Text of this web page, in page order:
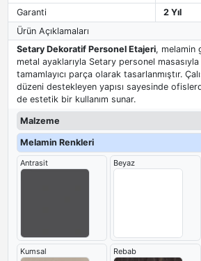
Garanti
2 Yıl
Ürün Açıklamaları
Setary Dekoratif Personel Etajeri, melamin
metal ayaklarıyla Setary personel
tamamlayıcı parça olarak tasarlanmıştır.
düzeni destekleyen yapısı sayesinde
de estetik bir kullanım sunar.
Malzeme
Melamin Renkleri
Antrasit Beyaz
Kumsal Rebab